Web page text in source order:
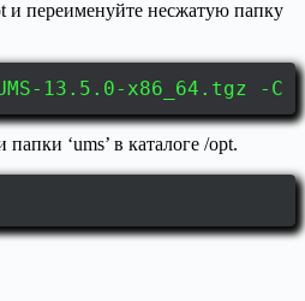
и переименуйте несжатую папку
13.5.0-x86_64.tgz -
‘ums’ в каталоге /opt.